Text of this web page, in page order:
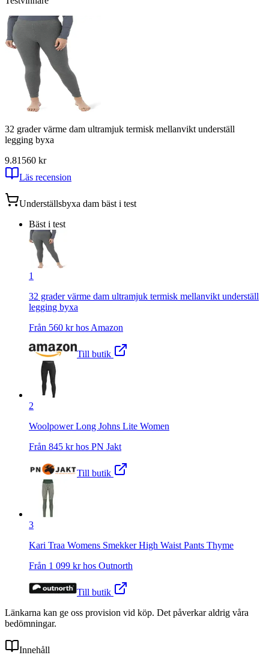
32 grader värme dam ultramjuk termisk mellanvikt underställ
legging byxa
9.81 560 kr
Läs recension
Underställsbyxa dam bäst i test
Bäst i test
1
32 grader värme dam ultramjuk termisk mellanvikt underställ
legging byxa
Från 560 kr hos Amazon
Till butik
2
Woolpower Long Johns Lite Women
Från 845 kr hos PN Jakt
Till butik
3
Kari Traa Womens Smekker High Waist Pants Thyme
Från 1 099 kr hos Outnorth
Till butik
Länkarna kan ge oss provision vid köp. Det påverkar aldrig våra
bedömningar.
Innehåll